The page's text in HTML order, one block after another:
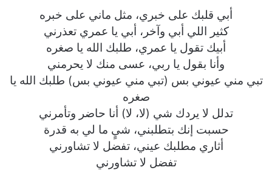
أبي قلبك على خبري، مثل ماني على خبره
كثير اللي أبي وآخر، أبي يا عمري تعذرني
أبيك تقول يا عمري، طلبك الله يا صغره
وأنا بقول يا ربي، عسى منك لا يحرمني
تبي مني عيوني بس (تبي مني عيوني بس) طلبك الله يا
صغره
تدلل لا يردك شي (لا، لا) أنا حاضر وتأمرني
حسبت إنك بتطلبني، شيٍ ما لي به قدرة
أثاري مطلبك عيني، تفضل لا تشاورني
تفضل لا تشاورني